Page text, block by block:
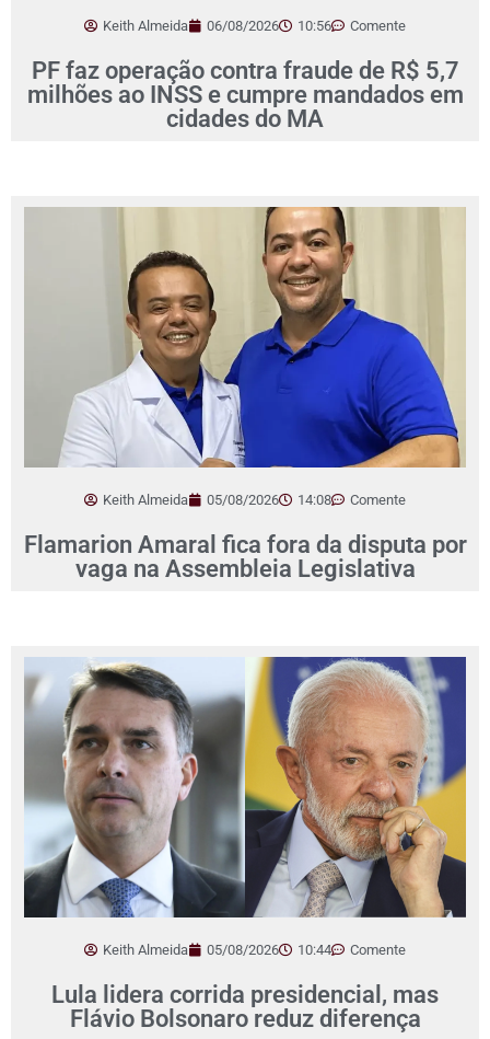
Keith Almeida 06/08/2026 10:56 Comente
PF faz operação contra fraude de R$ 5,7
milhões ao INSS e cumpre mandados em
cidades do MA
Keith Almeida 05/08/2026 14:08 Comente
Flamarion Amaral fica fora da disputa por
vaga na Assembleia Legislativa
Keith Almeida 05/08/2026 10:44 Comente
Lula lidera corrida presidencial, mas
Flávio Bolsonaro reduz diferença